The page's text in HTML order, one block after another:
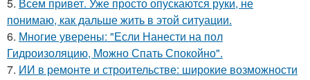
понимаю, как дальше жить в этой ситуации.
6. Многие уверены: "Если Нанести на пол
Гидроизоляцию, Можно Спать Спокойно".
7. ИИ в ремонте и строительстве: широкие возможности